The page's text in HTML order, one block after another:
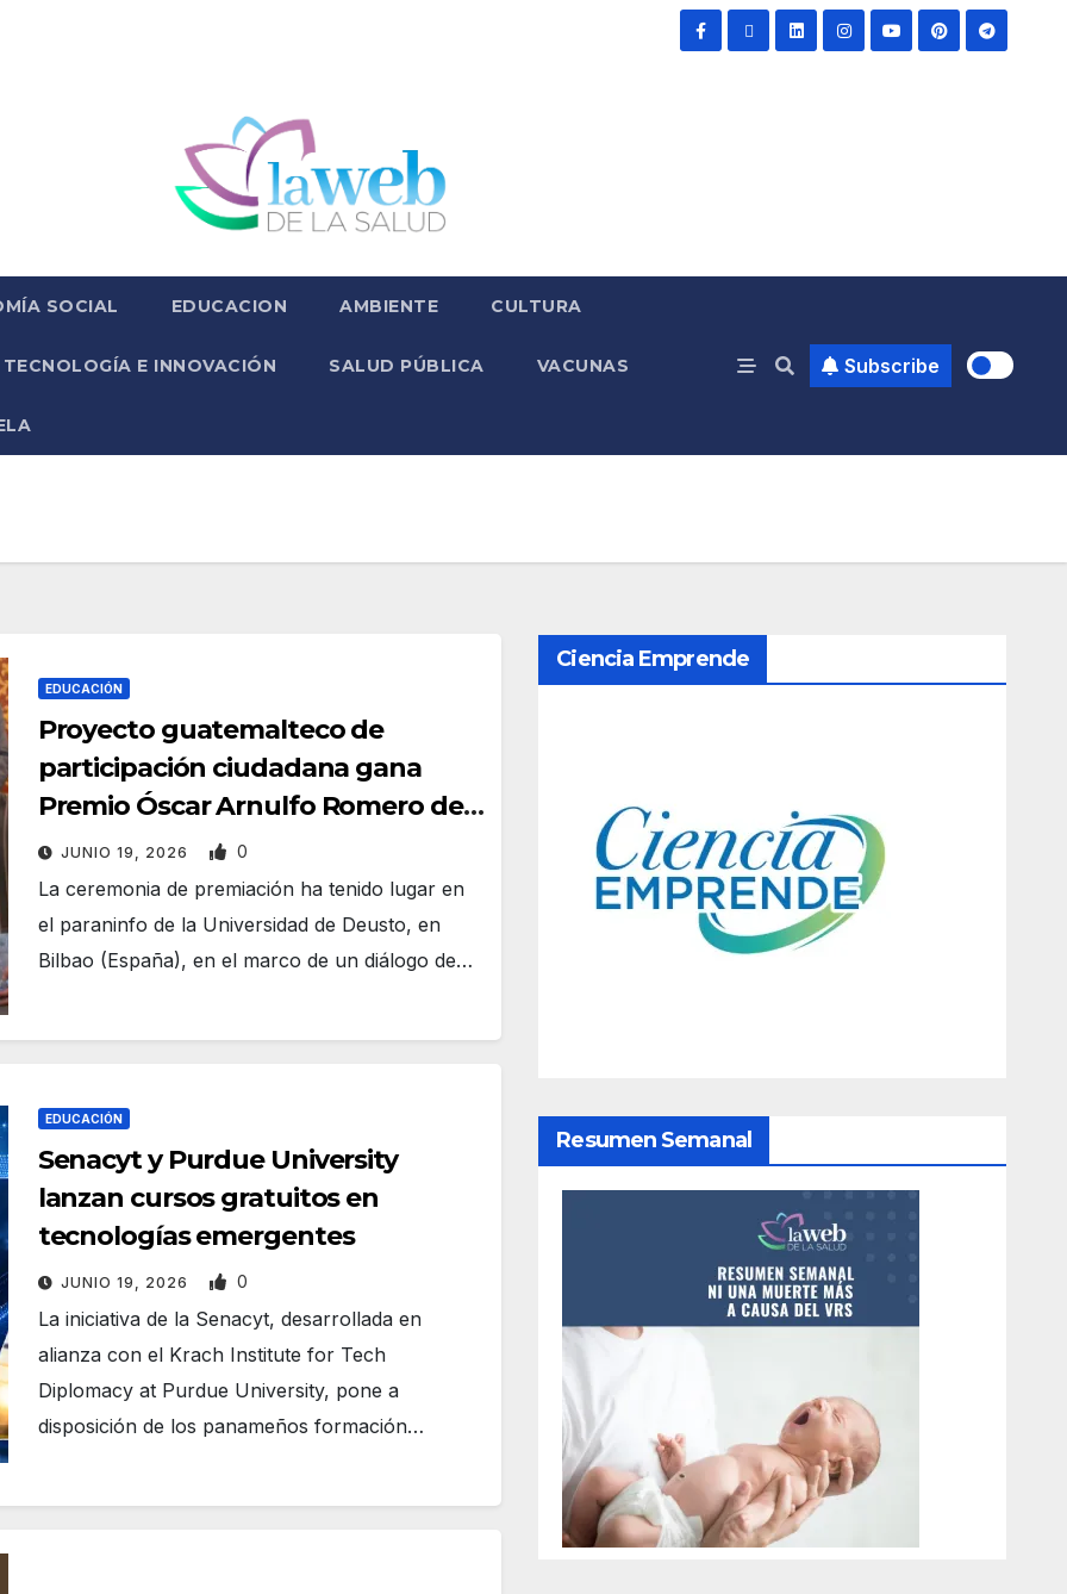
SOCIAL EDUCACION AMBIENTE CULTURA
TECNOLOGÍA E INNOVACIÓN SALUD PÚBLICA VACUNAS Subscribe
EDUCACIÓN
Proyecto guatemalteco de
participación ciudadana gana
Premio Óscar Arnulfo Romero de
la OEI
JUNIO 19, 2026 0
La ceremonia de premiación ha tenido lugar en
el paraninfo de la Universidad de Deusto, en
Bilbao (España), en el marco de un diálogo de…
EDUCACIÓN
Senacyt y Purdue University
lanzan cursos gratuitos en
tecnologías emergentes
JUNIO 19, 2026 0
La iniciativa de la Senacyt, desarrollada en
alianza con el Krach Institute for Tech
Diplomacy at Purdue University, pone a
disposición de los panameños formación…
Ciencia Emprende
Resumen Semanal